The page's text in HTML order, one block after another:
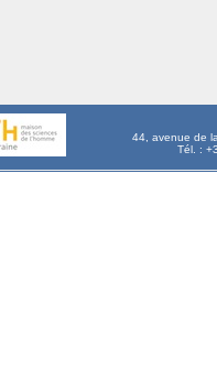
44, avenue de
Tél. :